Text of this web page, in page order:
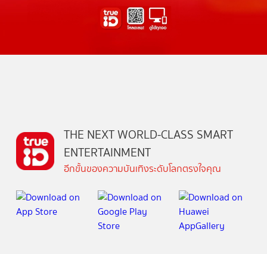
THE NEXT WORLD-CLASS SMART
ENTERTAINMENT
อีกขั้นของความบันเทิงระดับโลกตรงใจคุณ